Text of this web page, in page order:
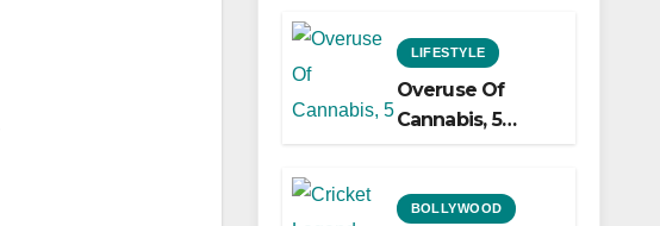
LIFESTYLE
Overuse Of
Cannabis, 5
And Heart
BOLLYWOOD